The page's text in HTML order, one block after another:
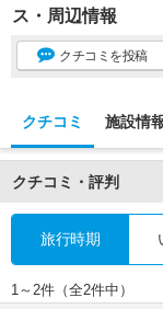
ス・周辺情報
クチコミ を投稿
クチコミ 施設情
クチコミ・評判
旅行時期
1～2件（全2件中）